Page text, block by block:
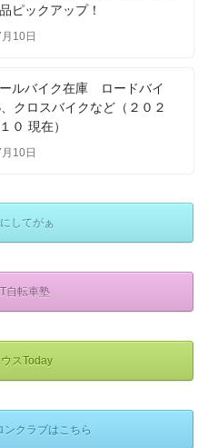
ピックアップ！
10日
ルバイク在庫 ロードバイ
クロスバイクなど（２０２
０ 現在）
10日
してがぁ
自転車塾
スToday
クラブはこちら